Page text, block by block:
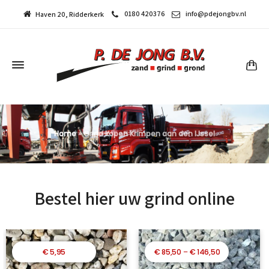
Haven 20, Ridderkerk 0180 420376 info@pdejongbv.nl
Home»Grind kopen Krimpen aan den IJssel
Bestel hier uw grind online
€5,95 €85,50 –€146,50Prijsklasse:
€ 85,50